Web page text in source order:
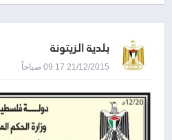
بلدية الزيتونة
21/12/2015 09:17 صباحاً